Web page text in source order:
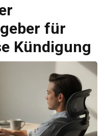
für
Kündigung